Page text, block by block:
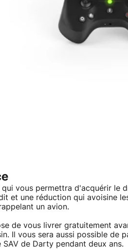
vous permettra d'acquérir le
et une réduction qui avoisine
un avion.
de vous livrer gratuitement
Il vous sera aussi possible de
de Darty pendant deux ans.